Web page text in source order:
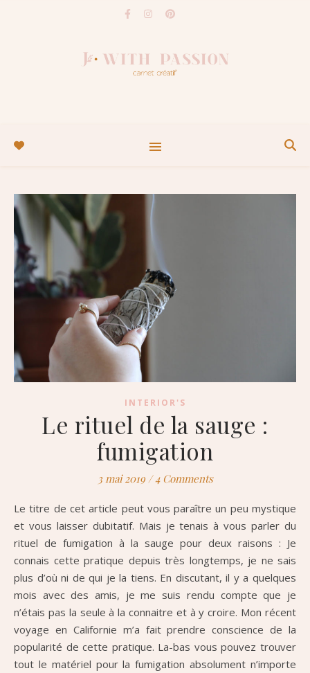
INTERIOR'S
Le rituel de la sauge :
fumigation
3 mai 2019 / 4 Comments
Le titre de cet article peut vous paraître un peu mystique
et vous laisser dubitatif. Mais je tenais à vous parler du
rituel de fumigation à la sauge pour deux raisons : Je
connais cette pratique depuis très longtemps, je ne sais
plus d’où ni de qui je la tiens. En discutant, il y a quelques
mois avec des amis, je me suis rendu compte que je
n’étais pas la seule à la connaitre et à y croire. Mon récent
voyage en Californie m’a fait prendre conscience de la
popularité de cette pratique. La-bas vous pouvez trouver
tout le matériel pour la fumigation absolument n’importe